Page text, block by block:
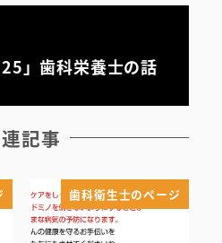
」歯科栄養士の話
記事
歯科衛生士のページ